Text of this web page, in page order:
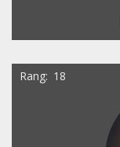
Rang 18